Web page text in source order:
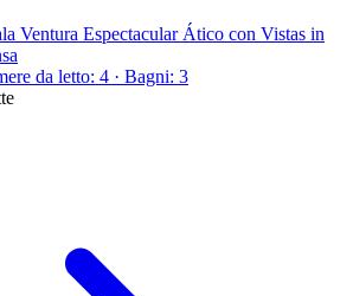
Ventura Espectacular Ático con Vistas in
da letto: 4 · Bagni: 3